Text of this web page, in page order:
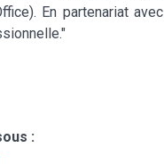
En partenariat
: